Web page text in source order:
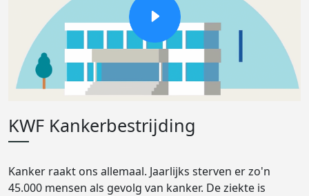
KWF Kankerbestrijding
Kanker raakt ons allemaal. Jaarlijks sterven er zo'n
45.000 mensen als gevolg van kanker. De ziekte is